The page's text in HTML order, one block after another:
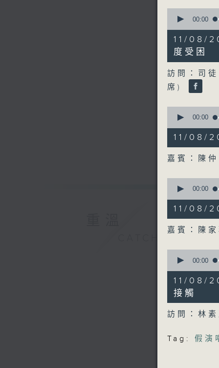
seconds
11
minutes,
second
00:00
11/08/
度受困
訪問：司
席)
seconds
minutes,
52
seconds
90%
00:00
11/08/
嘉賓：陳
seconds
10
minutes,
8
seconds
90%
00:00
11/08/
嘉賓：陳
seconds
12
minutes,
13
seconds
00:00
11/08/
接觸
訪問：林
Tag: 假演